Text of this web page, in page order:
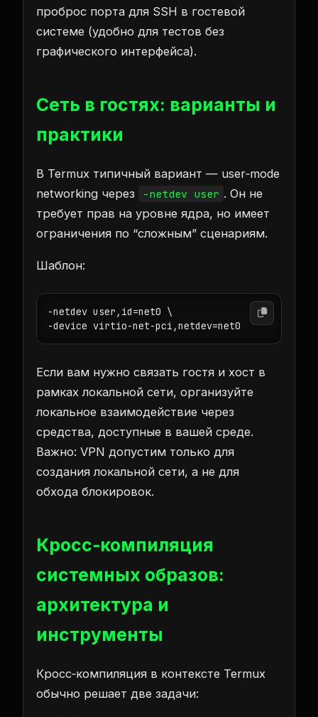
проброс порта для SSH в гостевой
системе (удобно для тестов без
графического интерфейса).
Сеть в гостях: варианты и
практики
В Termux типичный вариант — user‑mode
networking через
-netdev user . Он не
требует прав на уровне ядра, но имеет
ограничения по “сложным” сценариям.
Шаблон:
-netdev user,id=net0 \
-device virtio-net-pci,netdev=net0
Если вам нужно связать гостя и хост в
рамках локальной сети, организуйте
локальное взаимодействие через
средства, доступные в вашей среде.
Важно: VPN допустим только для
создания локальной сети, а не для
обхода блокировок.
Кросс‑компиляция
системных образов:
архитектура и
инструменты
Кросс‑компиляция в контексте Termux
обычно решает две задачи: